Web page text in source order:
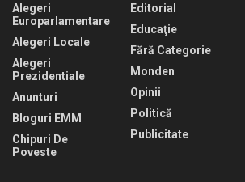
Alegeri
Europarlamentare
Alegeri Locale
Alegeri
Prezidentiale
Anunturi
Bloguri EMM
Chipuri De
Poveste
Editorial
Educaţie
Fără Categorie
Monden
Opinii
Politică
Publicitate